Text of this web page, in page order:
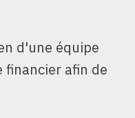
d'une équipe
afin de